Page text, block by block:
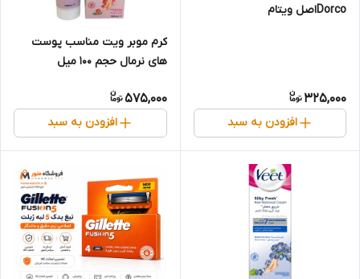
Dorcoاصل ویتام
325,000
افزودن به سبد
کرم موبر ویت مناسب پوست
های نرمال حجم ۱۰۰ میل
575,000
افزودن به سبد